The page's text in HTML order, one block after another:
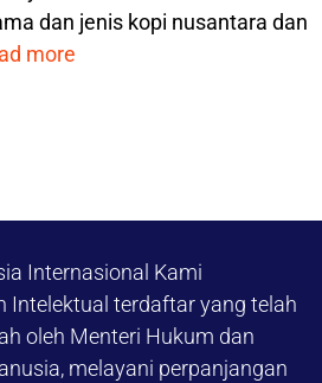
dan jenis kopi nusantara dan
more
Internasional Kami
Intelektual terdaftar yang telah
oleh Menteri Hukum dan
melayani perpanjangan